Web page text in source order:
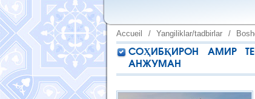
Accueil / Yangiliklar/tadbirlar /
СОҲИБҚИРОН АМИР
АНЖУМАН